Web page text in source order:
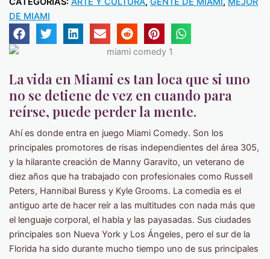
DE MIAMI
La vida en Miami es tan loca que si uno
no se detiene de vez en cuando para
reírse, puede perder la mente.
Ahí es donde entra en juego Miami Comedy. Son los
principales promotores de risas independientes del área 305,
y la hilarante creación de Manny Garavito, un veterano de
diez años que ha trabajado con profesionales como Russell
Peters, Hannibal Buress y Kyle Grooms. La comedia es el
antiguo arte de hacer reír a las multitudes con nada más que
el lenguaje corporal, el habla y las payasadas. Sus ciudades
principales son Nueva York y Los Ángeles, pero el sur de la
Florida ha sido durante mucho tiempo uno de sus principales